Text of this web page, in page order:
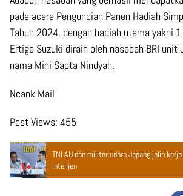
pada acara Pengundian Panen Hadiah
Tahun 2024, dengan hadiah utama yakni
Ertiga Suzuki diraih oleh nasabah BRI unit
nama Mini Sapta Nindyah.
Ncank Mail
Post Views: 455
TNI AU dan militer udara Jepang jalin
intelijen